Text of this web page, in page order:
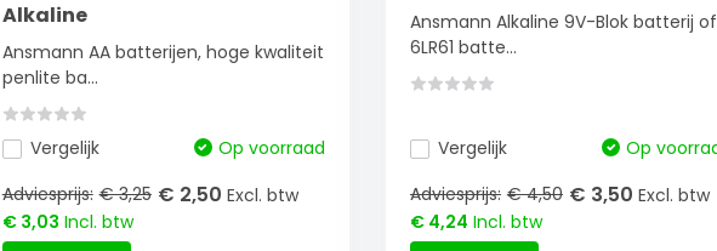
Alkaline
Ansmann AA batterijen, hoge kwaliteit
penlite ba...
Vergelijk
Op voorraad
Adviesprijs: € 3,25 € 2,50 Excl. btw
€ 3,03 Incl. btw
Ansmann Alkaline 9V-Blok batterij of
6LR61 batte...
Vergelijk
Op
Adviesprijs: € 4,50 € 3,50 Excl. btw
€ 4,24 Incl. btw